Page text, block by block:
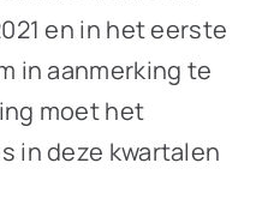
en in het eerste
in aanmerking te
moet het
in deze kwartalen